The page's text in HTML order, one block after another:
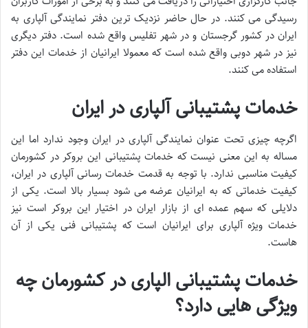
رسیدگی می کنند. در حال حاضر نزدیک ترین دفتر نمایندگی آلپاری به
ایران در کشور گرجستان و در شهر تفلیس واقع شده است. دفتر دیگری
نیز در شهر دوبی واقع شده است که معمولا ایرانیان از خدمات این دفتر
استفاده می کنند.
خدمات پشتیبانی آلپاری در ایران
اگرچه چیزی تحت عنوان نمایندگی آلپاری در ایران وجود ندارد اما این
مساله به این معنی نیست که خدمات پشتیبانی این بروکر در کشورمان
کیفیت مناسبی ندارد. با توجه به قدمت خدمات رسانی آلپاری در ایران،
کیفیت خدماتی که به ایرانیان عرضه می شود بسیار بالا است. یکی از
دلایلی که سهم عمده ای از بازار ایران در اختیار این بروکر است نیز
خدمات ویژه آلپاری برای ایرانیان است که پشتیبانی فنی یکی از آن
هاست.
خدمات پشتیبانی الپاری در کشورمان چه
ویژگی هایی دارد؟